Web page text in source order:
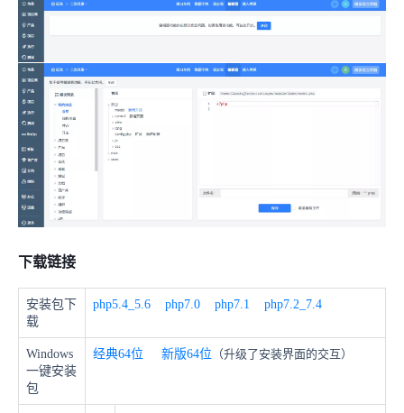
下载链接
安装包下
载
php5.4_5.6 php7.0 php7.1 php7.2_7.4
Windows
一键安装
包
经典64位 新版64位 （升级了安装界面的交互）